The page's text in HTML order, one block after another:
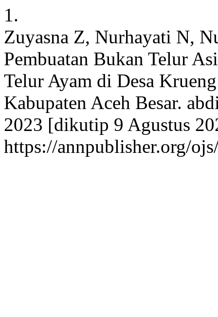
1.
Zuyasna Z, Nurhayati N,
Pembuatan Bukan Telur
Telur Ayam di Desa
Kabupaten Aceh Besar.
2023 [dikutip 9 Agustus
https://annpublisher.org/